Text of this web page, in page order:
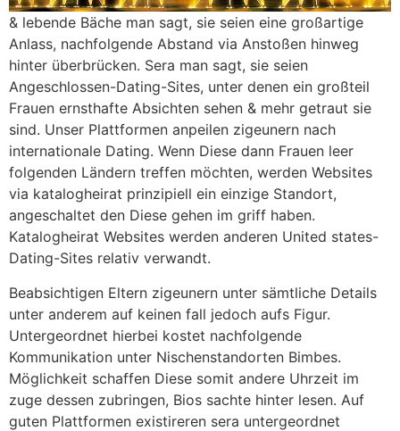
& lebende Bäche man sagt, sie seien eine großartige
Anlass, nachfolgende Abstand via Anstoßen hinweg
hinter überbrücken. Sera man sagt, sie seien
Angeschlossen-Dating-Sites, unter denen ein großteil
Frauen ernsthafte Absichten sehen & mehr getraut sie
sind. Unser Plattformen anpeilen zigeunern nach
internationale Dating. Wenn Diese dann Frauen leer
folgenden Ländern treffen möchten, werden Websites
via katalogheirat prinzipiell ein einzige Standort,
angeschaltet den Diese gehen im griff haben.
Katalogheirat Websites werden anderen United states-
Dating-Sites relativ verwandt.
Beabsichtigen Eltern zigeunern unter sämtliche Details
unter anderem auf keinen fall jedoch aufs Figur.
Untergeordnet hierbei kostet nachfolgende
Kommunikation unter Nischenstandorten Bimbes.
Möglichkeit schaffen Diese somit andere Uhrzeit im
zuge dessen zubringen, Bios sachte hinter lesen. Auf
guten Plattformen existireren sera untergeordnet